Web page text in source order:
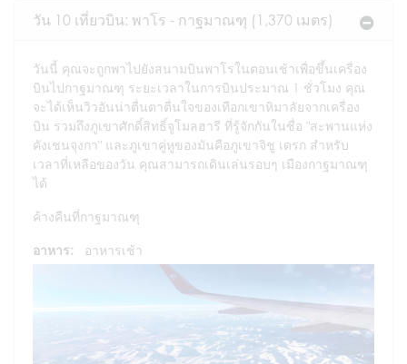
วัน 10 เที่ยวบิน: พาโร - กาฐมาณฑุ (1,370 เมตร)
วันนี้ คุณจะถูกพาไปยังสนามบินพาโรในตอนเช้าเพื่อขึ้นเครื่อง
บินไปกาฐมาณฑุ ระยะเวลาในการบินประมาณ 1 ชั่วโมง คุณ
จะได้เห็นวิวอันน่าตื่นตาตื่นใจของเทือกเขาหิมาลัยจากเครื่อง
บิน รวมถึงภูเขาศักดิ์สิทธิ์จูโมลฮารี ที่รู้จักกันในชื่อ "สะพานแห่ง
คังเชนจุงกา" และภูเขาคู่หูของมันคือภูเขาจิชู เดรก สำหรับ
เวลาที่เหลือของวัน คุณสามารถเดินเล่นรอบๆ เมืองกาฐมาณฑุ
ได้
ค้างคืนที่กาฐมาณฑุ
อาหาร: อาหารเช้า